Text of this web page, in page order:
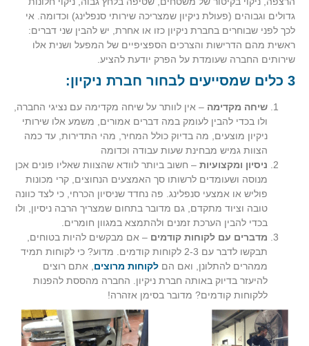
גדולים וגבוהים (פעולת ניקיון שמצריכה שירותי סנפלינג) וכדומה. אי
לכך לפני שבוחרים בחברת ניקיון כזו או אחרת, יש להבין שני דברים:
ראשית מהם הדרישות והצרכים הספציפיים של המפעל ושנית אלו
שירותים החברה שעומדת על הפרק יודעת להציע.
שיחה מקדימה– אין לוותר על שיחה מקדימה עם נציגי החברה,
ולו בכדי להבין לעומק במה דברים אמורים, משמע אלו שירותי
ניקיון מוצעים, מה בדיוק כולל המחיר, מהי התדירות, עד כמה
הצוות גמיש מבחינת שעות עבודה וכדומה
ניסיון ומקצועיות– חשוב ביותר לוודא שהצוות שאליו פונים אכן
מנוסה ושעומדים לרשותו סך האמצעים הנחוצים, קרי מכונות
פוליש או אמצעי סנפלינג. פה נחדד שניסיון הכרחי, כי לצד כוונה
טובה וציוד מתקדם, גם מדובר בתחום שמצריך הרבה ניסיון, ולו
בכדי להבין הערכת זמנים ולהתמצא במגוון חומרים.
מדברים עם לקוחות קודמים– אם מבקשים להיות בטוחים,
תבקשו לדבר עם 2-3 לקוחות קודמים. מדוע? כי לקוחות תמיד
ממהרים להתלונן, ואם הםלקוחות מרוצים, אתם רוצים
להיעזר בדיוק באותה חברת ניקיון. החברה מהססת להפנות
ללקוחות קודמים? מדובר בסימן אזהרה!